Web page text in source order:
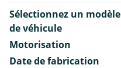
Sélectionnez un modèle
de véhicule
Motorisation
Date de fabrication